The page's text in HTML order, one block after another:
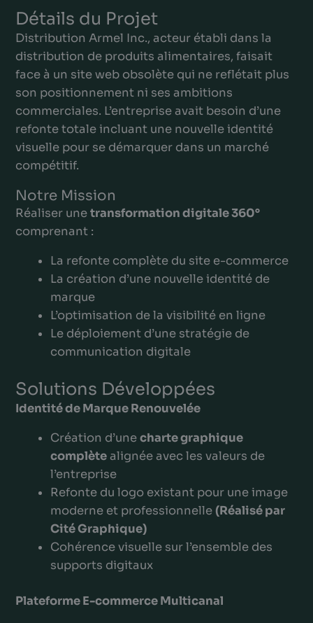
Détails du Projet
Distribution Armel Inc., acteur établi dans la
distribution de produits alimentaires, faisait
face à un site web obsolète qui ne reflétait plus
son positionnement ni ses ambitions
commerciales. L’entreprise avait besoin d’une
refonte totale incluant une nouvelle identité
visuelle pour se démarquer dans un marché
compétitif.
Notre Mission
Réaliser unetransformation digitale 360°
comprenant :
La refonte complète du site e-commerce
La création d’une nouvelle identité de
marque
L’optimisation de la visibilité en ligne
Le déploiement d’une stratégie de
communication digitale
Solutions Développées
Identité de Marque Renouvelée
Création d’unecharte graphique
complètealignée avec les valeurs de
l’entreprise
Refonte du logo existant pour une image
moderne et professionnelle (Réalisé par
Cité Graphique)
Cohérence visuelle sur l’ensemble des
supports digitaux
Plateforme E-commerce Multicanal